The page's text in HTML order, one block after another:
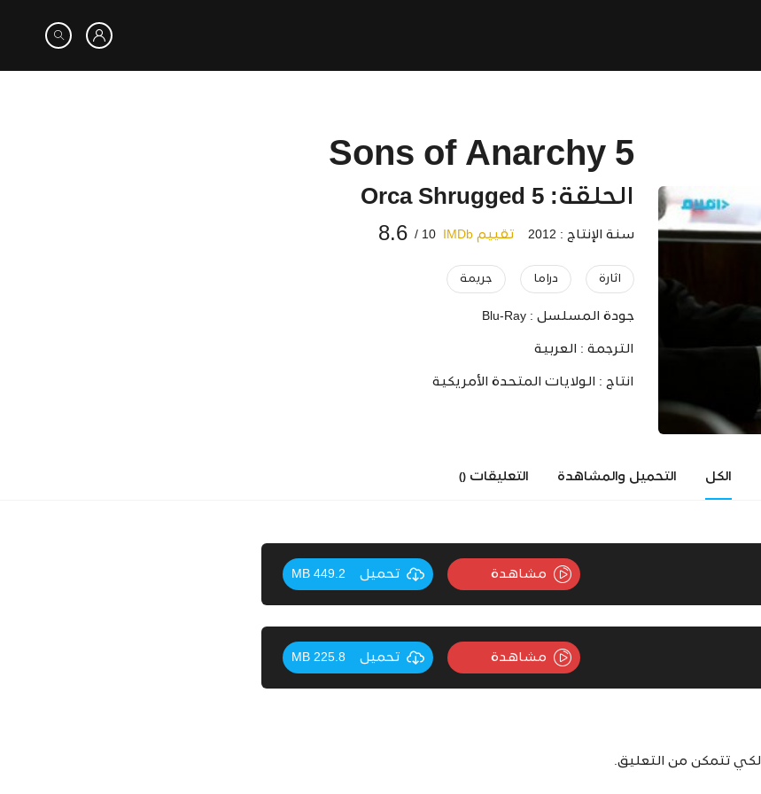
Sons of Anarchy 5
الحلقة: 5 Orca Shrugged
سنة الإنتاج : 2012 تقييم IMDb 10 /
8.6
اثارة دراما جريمة
جودة المسلسل : Blu-Ray
الترجمة : العربية
انتاج : الولايات المتحدة الأمريكية
الكل التحميل والمشاهدة التعليقات ()
مشاهدة تحميل 449.2 MB
مشاهدة تحميل 225.8 MB
لكي تتمكن من التعليق.